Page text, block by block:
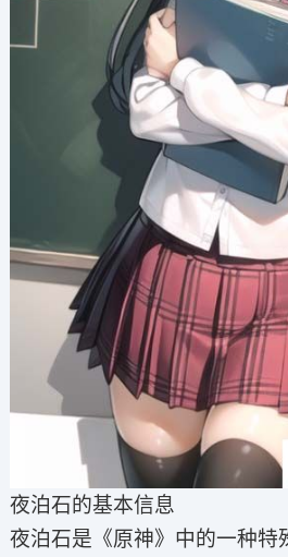
夜泊石的基本信息
夜泊石是《原神》中的一种特